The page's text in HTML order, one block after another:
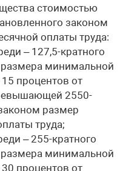
стоимостью
законом
оплаты труда:
– 127,5-кратного
минимальной
процентов от
2550-
размер
труда;
– 255-кратного
минимальной
процентов от